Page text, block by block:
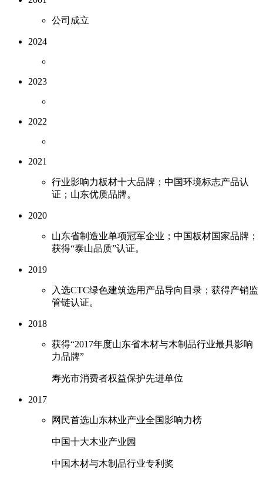
公司成立
2024
2023
2022
2021
行业影响力板材十大品牌；中国环境标志产品认
证；山东优质品牌。
2020
山东省制造业单项冠军企业；中国板材国家品牌；
获得“泰山品质”认证。
2019
入选CTC绿色建筑选用产品导向目录；获得产销监
管链认证。
2018
获得“2017年度山东省木材与木制品行业最具影响
力品牌”
寿光市消费者权益保护先进单位
2017
网民首选山东林业产业全国影响力榜
中国十大木业产业园
中国木材与木制品行业专利奖